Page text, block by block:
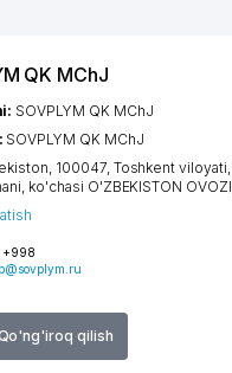
QK MChJ
+998
qilish
SOVPLYM QK MChJ
SOVPLYM QK MChJ
100047,Toshkent viloyati,
, ko'chasi O'ZBEKISTON OVOZI